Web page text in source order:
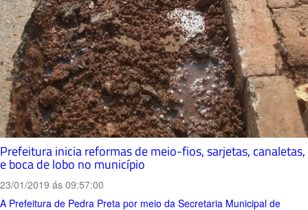
Prefeitura inicia reformas de meio-fios, sarjetas, canaletas,
e boca de lobo no município
23/01/2019 ás 09:57:00
A Prefeitura de Pedra Preta por meio da Secretaria Municipal de